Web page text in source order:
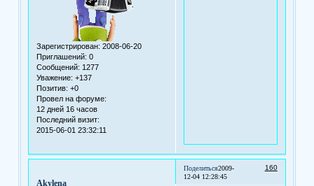
Зарегистрирован: 2008-06-20
Приглашений: 0
Сообщений: 1277
Уважение: +137
Позитив: +0
Провел на форуме:
12 дней 16 часов
Последний визит:
2015-06-01 23:32:11
Поделиться 160
2009-
12-04 12:28:45
Akylena